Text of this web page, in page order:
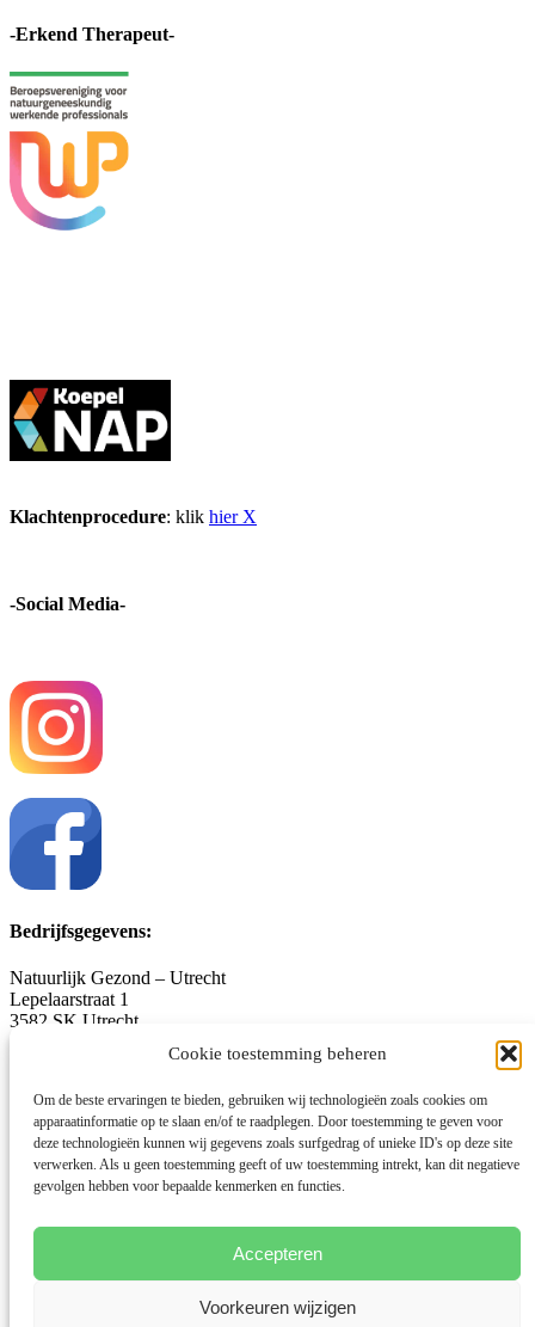
Cookie toestemming beheren
Om de beste ervaringen te bieden, gebruiken wij technologieën zoals cookies om
apparaatinformatie op te slaan en/of te raadplegen. Door toestemming te geven voor
deze technologieën kunnen wij gegevens zoals surfgedrag of unieke ID's op deze site
verwerken. Als u geen toestemming geeft of uw toestemming intrekt, kan dit negatieve
gevolgen hebben voor bepaalde kenmerken en functies.
Accepteren
Voorkeuren wijzigen
-Erkend Therapeut-
Klachtenprocedure: klik hier X
-Social Media-
Bedrijfsgegevens:
Natuurlijk Gezond – Utrecht
Lepelaarstraat 1
3582 SK Utrecht
KvK-nummer: 53454502
Algemene voorwaarden
Privacybeleid
Cookiebeleid